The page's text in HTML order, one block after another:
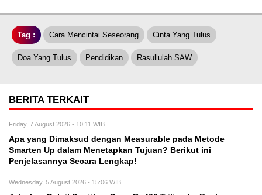
Tag : Cara Mencintai Seseorang Cinta Yang Tulus
Doa Yang Tulus Pendidikan Rasullulah SAW
BERITA TERKAIT
Friday, 7 August 2026 - 10:11 WIB
Apa yang Dimaksud dengan Measurable pada Metode
Smarten Up dalam Menetapkan Tujuan? Berikut ini
Penjelasannya Secara Lengkap!
Wednesday, 5 August 2026 - 15:06 WIB